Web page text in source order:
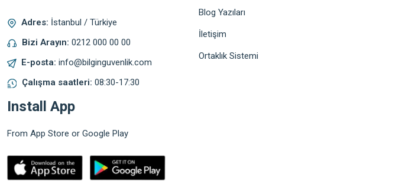
Adres: İstanbul / Türkiye
Bizi Arayın: 0212 000 00 00
E-posta: info@bilginguvenlik.com
Çalışma saatleri: 08:30-17:30
Blog Yazıları
İletişim
Ortaklık Sistemi
Install App
From App Store or Google Play